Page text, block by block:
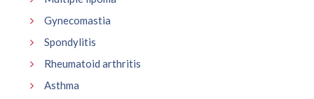
Gynecomastia
Spondylitis
Rheumatoid arthritis
Asthma